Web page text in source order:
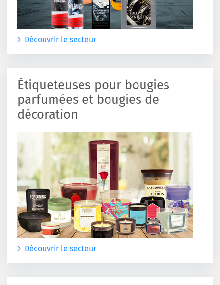
Découvrir le secteur
Étiqueteuses pour bougies
parfumées et bougies de
décoration
Découvrir le secteur